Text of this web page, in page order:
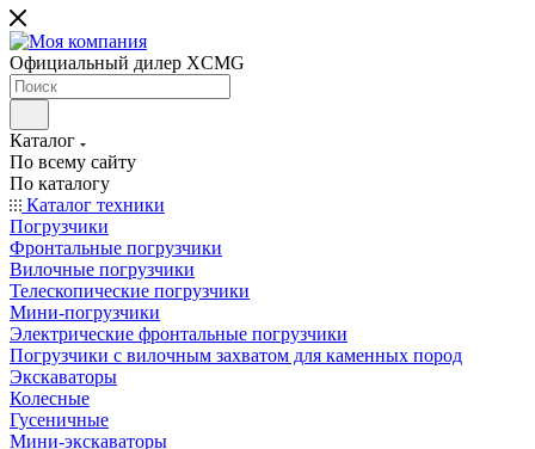
Официальный дилер XCMG
Каталог
По всему сайту
По каталогу
Каталог техники
Погрузчики
Фронтальные погрузчики
Вилочные погрузчики
Телескопические погрузчики
Мини-погрузчики
Электрические фронтальные погрузчики
Погрузчики с вилочным захватом для каменных пород
Экскаваторы
Колесные
Гусеничные
Мини-экскаваторы